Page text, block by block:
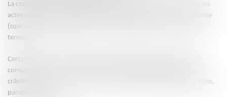
La consolidation médico-légale ne sera acquise que lorsque tous les
actes médicaux susceptibles d’améliorer l’état de santé de la victime
(opérations, kinésithérapie, suivi psychologique, etc.) auront été
terminés.
Certaines blessures impliquent des délais extrêmement longs de
convalescence, notamment chez les victimes de traumatismes
crâniens graves ou encore de traumatismes médullaires (tétraplégie,
paraplégie, etc.).